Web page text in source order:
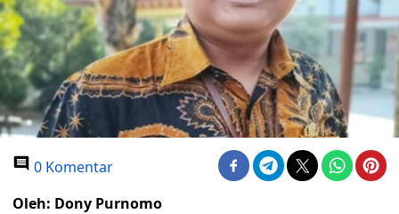
0 Komentar
Oleh: Dony Purnomo